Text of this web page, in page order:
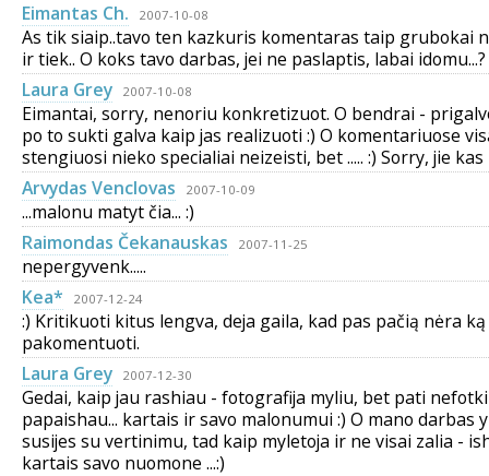
Eimantas Ch.
2007-10-08
As tik siaip..tavo ten kazkuris komentaras taip grubokai
ir tiek.. O koks tavo darbas, jei ne paslaptis, labai idomu...?
Laura Grey
2007-10-08
Eimantai, sorry, nenoriu konkretizuot. O bendrai -
po to sukti galva kaip jas realizuoti :) O komentariuose
stengiuosi nieko specialiai neizeisti, bet ..... :) Sorry, jie
Arvydas Venclovas
2007-10-09
...malonu matyt čia... :)
Raimondas Čekanauskas
2007-11-25
nepergyvenk.....
Kea*
2007-12-24
:) Kritikuoti kitus lengva, deja gaila, kad pas pačią nėra ką
pakomentuoti.
Laura Grey
2007-12-30
Gedai, kaip jau rashiau - fotografija myliu, bet pati
papaishau... kartais ir savo malonumui :) O mano darbas
susijes su vertinimu, tad kaip myletoja ir ne visai zalia -
kartais savo nuomone ...:)